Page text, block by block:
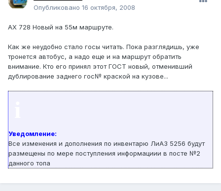
Опубликовано 16 октября, 2008
АХ 728 Новый на 55м маршруте.
Как же неудобно стало госы читать. Пока разглядишь, уже
тронется автобус, а надо еще и на маршрут обратить
внимание. Кто его принял этот ГОСТ новый, отменивший
дублирование заднего гос№ краской на кузове...
Уведомление:
Все изменения и дополнения по инвентарю ЛиАЗ 5256 будут
размещены по мере поступления информациии в посте №2
данного топа